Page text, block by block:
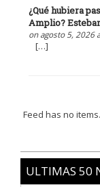
¿Qué hubiera
Amplio?
on agosto 5, 2026
[…]
Feed has no items.
ULTIMAS 50